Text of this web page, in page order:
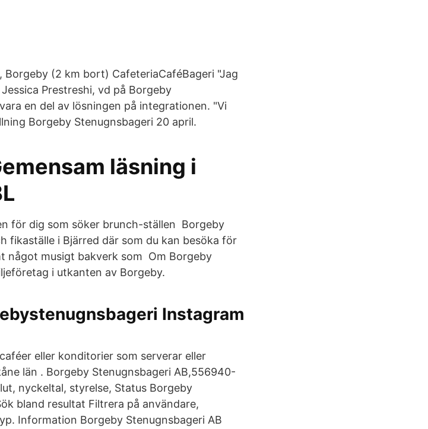
Borgeby (2 km bort) CafeteriaCaféBageri "Jag
Prestreshi, vd på Borgeby
en del av lösningen på integrationen. "Vi
Borgeby Stenugnsbageri 20 april.
läsning i
för dig som söker brunch-ställen Borgeby
fikaställe i Bjärred där som du kan besöka för
något musigt bakverk som Om Borgeby
i utkanten av Borgeby.
Instagram
eller konditorier som serverar eller
län . Borgeby Stenugnsbageri AB,556940-
nyckeltal, styrelse, Status Borgeby
bland resultat Filtrera på användare,
Information Borgeby Stenugnsbageri AB